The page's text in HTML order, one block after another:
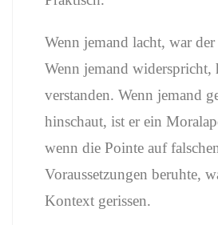
Wenn jemand lacht, war
Wenn jemand widerspricht,
verstanden. Wenn jemand
hinschaut, ist er ein
wenn die Pointe auf falschen
Voraussetzungen beruhte,
Kontext gerissen.